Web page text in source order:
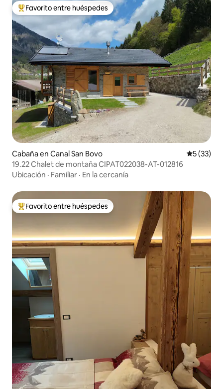
Favorito entre huéspedes preferido
Favorito entre huéspedes
Cabaña en Canal San Bovo
5 (33)
19.22 Chalet de montaña CIPAT022038-AT-012816
Ubicación · Familiar · En la cercanía
Favorito entre huéspedes preferido
Favorito entre huéspedes